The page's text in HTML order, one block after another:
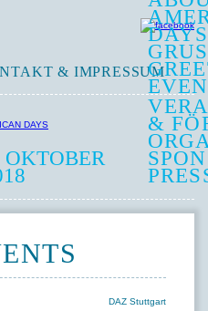
& IMPRESSUM
OKTOBER
DAYS
&
DAZ Stuttgart